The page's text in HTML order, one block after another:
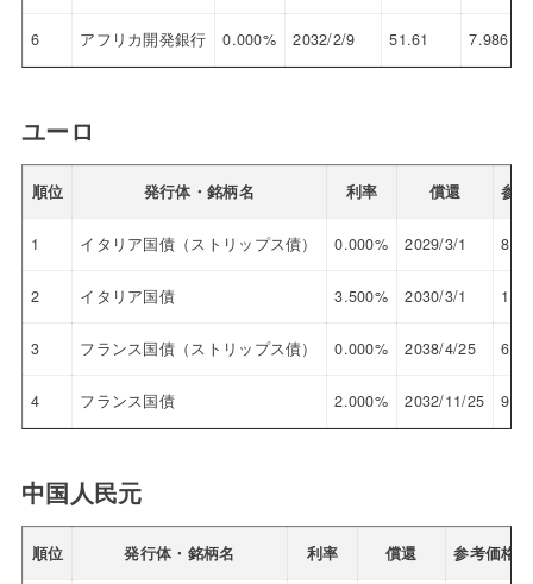
6 アフリカ開発銀行 0.000% 2032/2/9 51.61 7.986
ユーロ
順位 発行体・銘柄名 利率 償還 参
1 イタリア国債（ストリップス債） 0.000% 2029/3/1
2 イタリア国債 3.500% 2030/3/1
3 フランス国債（ストリップス債） 0.000% 2038/4/25
4 フランス国債 2.000% 2032/11/25
中国人民元
順位 発行体・銘柄名 利率 償還 参考価格